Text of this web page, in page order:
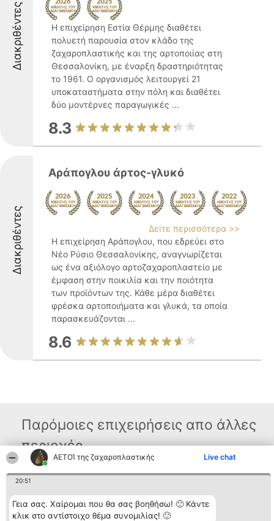
ΑΕΤΟΊ της ζαχαροπλαστικής Live chat
20:51
Γεια σας. Χαίρομαι που θα σας βοηθήσω! 🙂 Κάντε
κλικ στο αντίστοιχο θέμα συνομιλίας! 🙂
Διακριθέντες
Η επιχείρηση Εστία Θέρμης διαθέτει
πολυετή παρουσία στον κλάδο της
ζαχαροπλαστικής και της αρτοποιίας στη
Θεσσαλονίκη, με έναρξη δραστηριότητας
το 1961. Ο οργανισμός λειτουργεί 21
υποκαταστήματα στην πόλη και διαθέτει
δύο μοντέρνες παραγωγικές ...
8.3
Διακριθέντες
Αράπογλου άρτος-γλυκό
Δείτε περισσότερα >>
Η επιχείρηση Αράπογλου, που εδρεύει στο
Νέο Ρύσιο Θεσσαλονίκης, αναγνωρίζεται
ως ένα αξιόλογο αρτοζαχαροπλαστείο με
έμφαση στην ποικιλία και την ποιότητα
των προϊόντων της. Κάθε μέρα διαθέτει
φρέσκα αρτοποιήματα και γλυκά, τα οποία
παρασκευάζονται ...
8.6
Παρόμοιες επιχειρήσεις απο άλλες
περιοχές
κατάταξης
BEAUTIFUL COMPANY
Μονοπρόσωπη ΙΚΕ
Διακριθέντες
Λίστα όλων
των
Επικοινωνία